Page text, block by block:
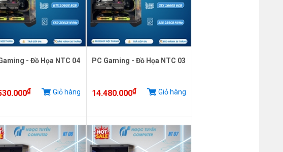
- Đồ Họa NTC 04
₫ Giỏ hàng
PC Gaming - Đồ Họa NTC 03
14.480.000₫ Giỏ hàng